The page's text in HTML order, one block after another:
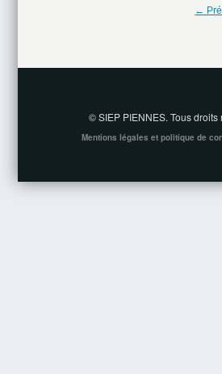
←
© SIEP PIENNES. Tous droits
Mentions légales et politique de